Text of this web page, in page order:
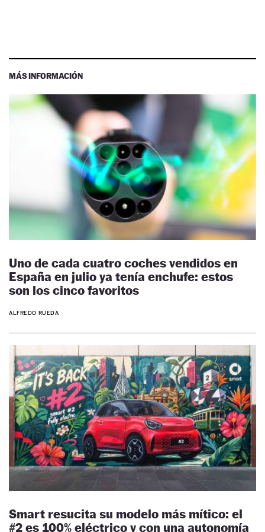
MÁS INFORMACIÓN
Uno de cada cuatro coches vendidos en
España en julio ya tenía enchufe: estos
son los cinco favoritos
ALFREDO RUEDA
Smart resucita su modelo más mítico: el
#2 es 100% eléctrico y con una autonomía